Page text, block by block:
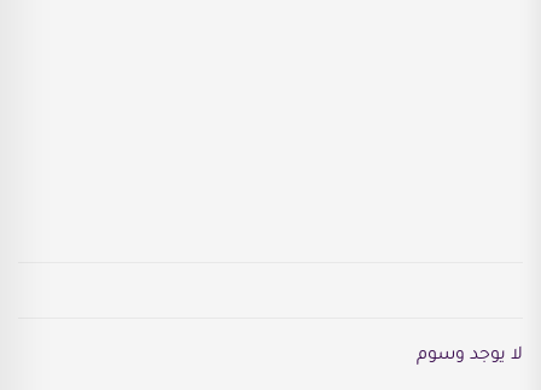
لا يوجد وسوم